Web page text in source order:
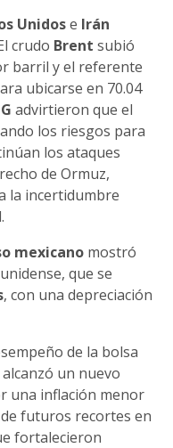
Unidose Irán
crudo Brent subió
barril y el referente
ubicarse en 70.04
advirtieron que el
los riesgos para
los ataques
de Ormuz,
la incertidumbre
mexicano mostró
que se
, con una depreciación
de la bolsa
alcanzó un nuevo
una inflación menor
futuros recortes en
fortalecieron